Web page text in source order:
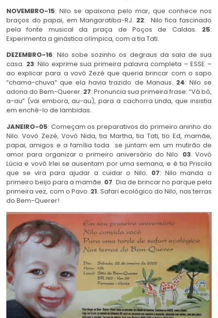
NOVEMBRO-15: Nilo se apaixona pelo mar, que conhece nos
braços do papai, em Mangaratiba-RJ. 22: Nilo fica fascinado
pela fonte musical da praça de Poços de Caldas. 25:
Experimenta a ginástica olímpica, com a tia Tati.
DEZEMBRO-16: Nilo sobe sozinho os degraus da sala de sua
casa. 23: Nilo exprime sua primeira palavra completa – ESSE –
ao explicar para a vovó Zezé que queria brincar com o sapo
“chama-chuva” que ela havia trazido de Manaus. 24: Nilo se
adona do Bem-Querer. 27: Pronuncia sua primeira frase: “Vá bó,
a-au” (vai embora, au-au), para a cachorra Linda, que insistia
em enchê-lo de lambidas.
JANEIRO-05: Começam os preparativos do primeiro aninho do
Nilo. Vovó Zezé, Vovó Nida, tia Martha, tia Tati, tio Ed, mamãe,
papai, amigos e a família toda se juntam em um mutirão de
amor para organizar o primeiro aniversário do Nilo. 03. Vovó
Lúcia e vovô Irlei se ausentam por uma semana, e é tia Priscila
que se vira para ajudar a cuidar o Nilo. 07: Nilo manda o
primeiro beijo para a mamãe. 07. Dia de brincar no parque pela
primeira vez, com o Pavo. 21. Safari ecológico do Nilo, nas terras
do Bem-Querer!